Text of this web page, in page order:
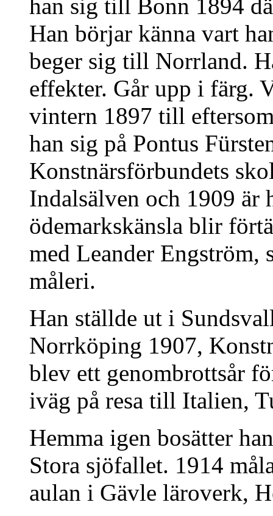
han sig till Bonn 1894
Han börjar känna vart
beger sig till Norrland.
effekter. Går upp i färg.
vintern 1897 till
han sig på Pontus
Konstnärsförbundets
Indalsälven och 1909 är
ödemarkskänsla blir
med Leander Engström,
måleri.
Han ställde ut i
Norrköping 1907,
blev ett genombrottsår
iväg på resa till Italien,
Hemma igen bosätter
Stora sjöfallet. 1914
aulan i Gävle läroverk,